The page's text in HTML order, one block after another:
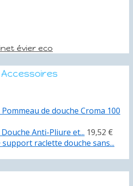
évier eco
de douche Croma 100
Anti-Pliure et... 19,52 €
raclette douche sans...